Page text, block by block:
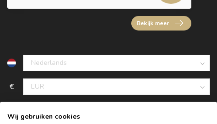
Bekijk meer
€
Wij gebruiken cookies